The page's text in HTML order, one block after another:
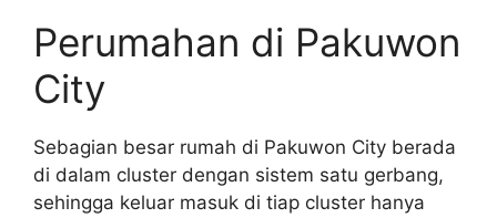
Perumahan di Pakuwon
City
Sebagian besar rumah di Pakuwon City berada
di dalam cluster dengan sistem satu gerbang,
sehingga keluar masuk di tiap cluster hanya